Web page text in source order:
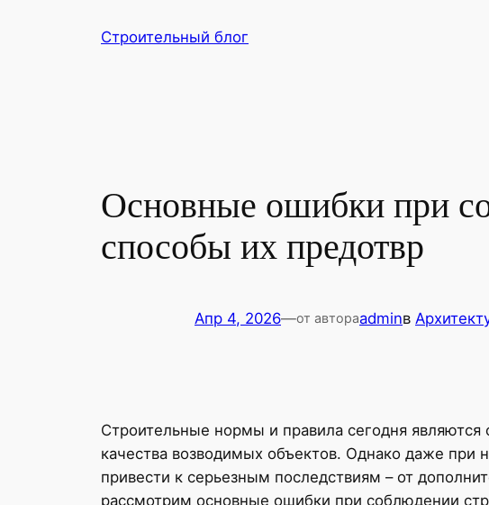
Строительный блог
Основные ошибки при
способы их предотвр
Апр 4, 2026—от автораadminв
Строительные нормы и правила сегодня
качества возводимых объектов. Однако даже при
привести к серьезным последствиям – от
рассмотрим основные ошибки при соблюдении